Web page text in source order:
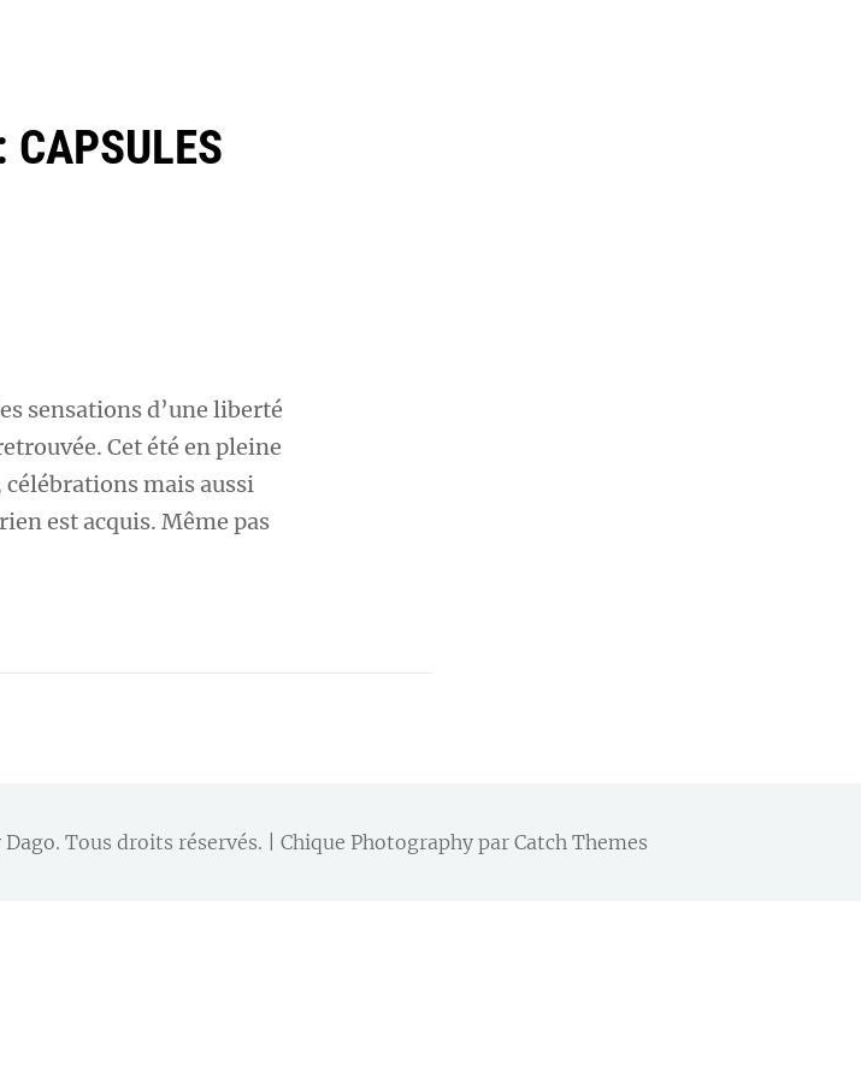
CAPSULES
sensations d’une liberté
Cet été en pleine
mais aussi
est acquis. Même pas
. Tous droits réservés. | Chique Photography par Catch Themes